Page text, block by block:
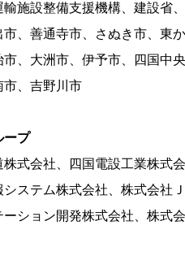
輸施設整備支援機構、建設省
市、善通寺市、さぬき市、東
市、大洲市、伊予市、四国中
市、吉野川市
ープ
株式会社、四国電設工業株式
システム株式会社、株式会社
ーション開発株式会社、株式